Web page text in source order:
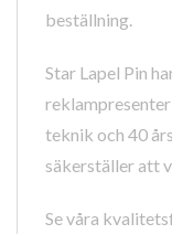
beställning.
Star Lapel Pin
reklampresenter
teknik och 40
säkerställer att
Se våra